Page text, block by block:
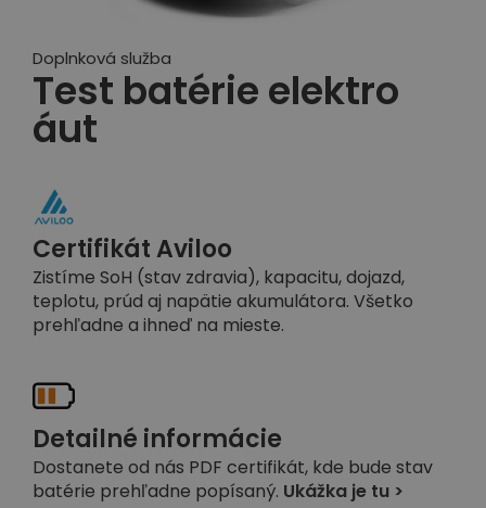
Doplnková služba
Test batérie elektro
áut
Certifikát Aviloo
Zistíme SoH (stav zdravia), kapacitu, dojazd,
teplotu, prúd aj napätie akumulátora. Všetko
prehľadne a ihneď na mieste.
Detailné informácie
Dostanete od nás PDF certifikát, kde bude stav
batérie prehľadne popísaný. Ukážka je tu >